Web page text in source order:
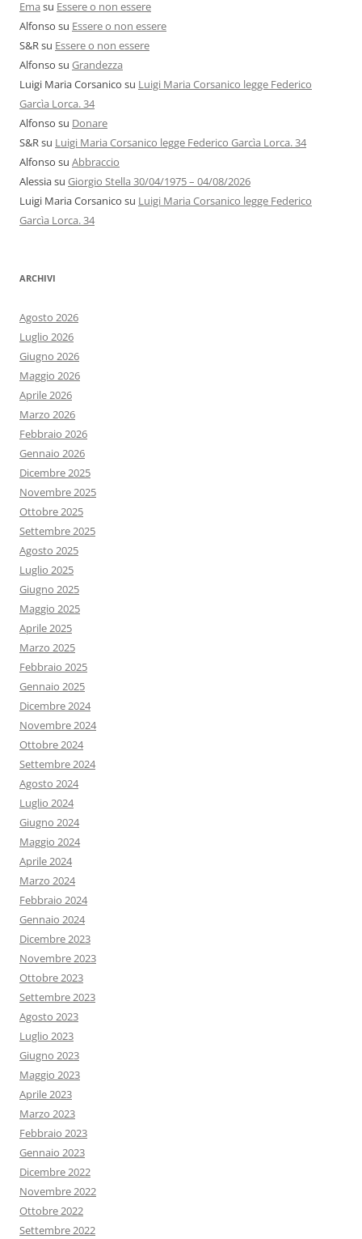
Ema su Essere o non essere
Alfonso su Essere o non essere
S&Rsu Essere o non essere
Alfonso su Grandezza
Luigi Maria Corsanico su Luigi Maria Corsanico legge Federico
Garcìa Lorca. 34
Alfonso su Donare
S&Rsu Luigi Maria Corsanico legge Federico Garcìa Lorca. 34
Alfonso su Abbraccio
Alessiasu Giorgio Stella 30/04/1975 – 04/08/2026
Luigi Maria Corsanico su Luigi Maria Corsanico legge Federico
Garcìa Lorca. 34
ARCHIVI
Agosto 2026
Luglio 2026
Giugno 2026
Maggio 2026
Aprile 2026
Marzo 2026
Febbraio 2026
Gennaio 2026
Dicembre 2025
Novembre 2025
Ottobre 2025
Settembre 2025
Agosto 2025
Luglio 2025
Giugno 2025
Maggio 2025
Aprile 2025
Marzo 2025
Febbraio 2025
Gennaio 2025
Dicembre 2024
Novembre 2024
Ottobre 2024
Settembre 2024
Agosto 2024
Luglio 2024
Giugno 2024
Maggio 2024
Aprile 2024
Marzo 2024
Febbraio 2024
Gennaio 2024
Dicembre 2023
Novembre 2023
Ottobre 2023
Settembre 2023
Agosto 2023
Luglio 2023
Giugno 2023
Maggio 2023
Aprile 2023
Marzo 2023
Febbraio 2023
Gennaio 2023
Dicembre 2022
Novembre 2022
Ottobre 2022
Settembre 2022